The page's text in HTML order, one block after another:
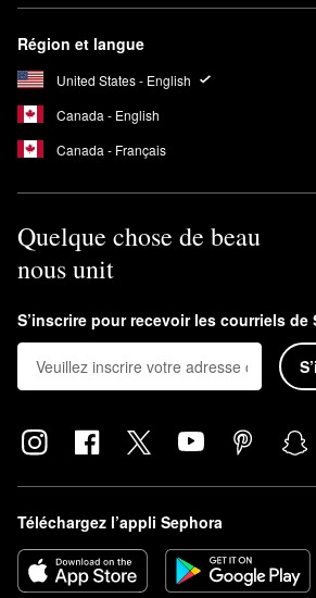
Région et langue
United States - English
Canada - English
Canada - Français
Quelque chose de beau
nous unit
S’inscrire pour recevoir les courriels de
Téléchargez l’appli Sephora